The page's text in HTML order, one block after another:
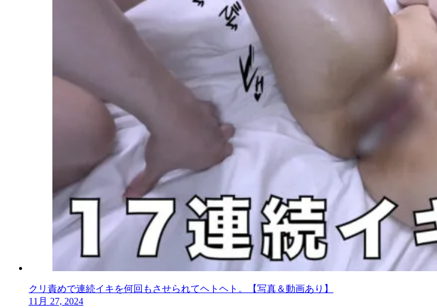
クリ責めで連続イキを何回もさせられてヘトヘト。【写真＆動画あり】
11月 27, 2024